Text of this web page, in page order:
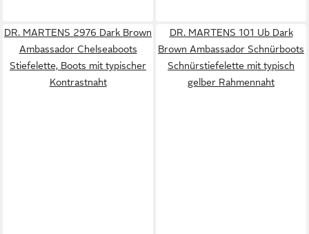
DR. MARTENS 2976 Dark Brown
Ambassador Chelseaboots
Stiefelette, Boots mit typischer
Kontrastnaht
DR. MARTENS 101 Ub Dark
Brown Ambassador Schnürboots
Schnürstiefelette mit typisch
gelber Rahmennaht